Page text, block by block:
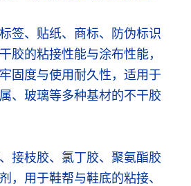
签、贴纸、商标、防伪标识
胶的粘接性能与涂布性能，
固度与使用耐久性，适用于
、玻璃等多种基材的不干胶
接枝胶、氯丁胶、聚氨酯胶
，用于鞋帮与鞋底的粘接、